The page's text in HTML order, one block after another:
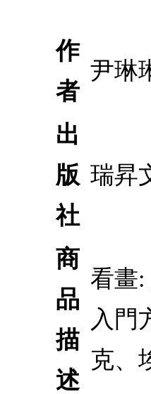
作
者
尹琳
出
版
社
瑞昇
商
品
描
述
看畫
入門
克、